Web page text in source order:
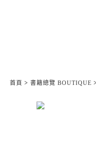
首頁 > 書籍總覽 BOUTIQUE